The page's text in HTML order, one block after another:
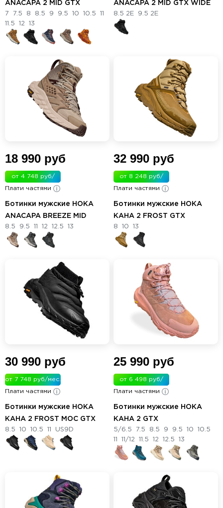
ANACAPA 2 MID GTX
7 7.5 8 8.5 9 9.5 10 10.5
11
11.5
12 13
ANACAPA 2 MID GTX WIDE
8.5 2E 9.5 2E
18 990 руб
от 4 748 руб/
мес.
Плати частями
Ботинки мужские HOKA
ANACAPA BREEZE MID
8.5 9.5 11 12 12.5 13
32 990 руб
от 8 248 руб/
мес.
Плати частями
Ботинки мужские HOKA
KAHA 2 FROST GTX
8 10 13
30 990 руб
от 7 748 руб/мес.
Плати частями
Ботинки мужские HOKA
KAHA 2 FROST MOC GTX
8.5 10 10.5 11 US9D
25 990 руб
от 6 498 руб/
мес.
Плати частями
Ботинки мужские HOKA
KAHA 2 GTX
5/6.5 7.5 8.5 9 9.5 10
10.5
11
11/12 11.5 12 12.5 13